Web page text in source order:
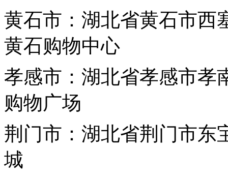
黄石市：湖北省黄石市西
黄石购物中心
孝感市：湖北省孝感市孝
购物广场
荆门市：湖北省荆门市东
城